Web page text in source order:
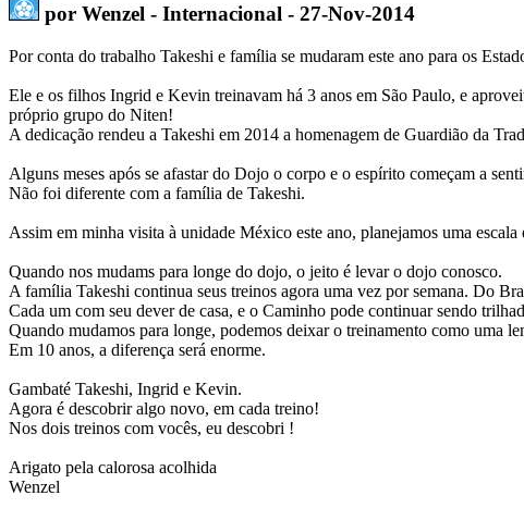
por Wenzel - Internacional - 27-Nov-2014
Por conta do trabalho Takeshi e família se mudaram este ano para os
Ele e os filhos Ingrid e Kevin treinavam há 3 anos em São Paulo, e
próprio grupo do Niten!
A dedicação rendeu a Takeshi em 2014 a homenagem de Guardião da
Alguns meses após se afastar do Dojo o corpo e o espírito começam a
Não foi diferente com a família de Takeshi.
Assim em minha visita à unidade México este ano, planejamos uma
Quando nos mudams para longe do dojo, o jeito é levar o dojo conosco.
A família Takeshi continua seus treinos agora uma vez por semana. Do
Cada um com seu dever de casa, e o Caminho pode continuar sendo
Quando mudamos para longe, podemos deixar o treinamento como uma
Em 10 anos, a diferença será enorme.
Gambaté Takeshi, Ingrid e Kevin.
Agora é descobrir algo novo, em cada treino!
Nos dois treinos com vocês, eu descobri !
Arigato pela calorosa acolhida
Wenzel